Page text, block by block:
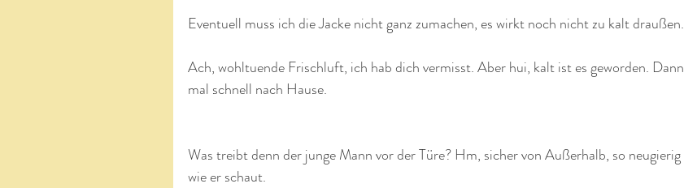
Eventuell muss ich die Jacke nicht ganz zumachen, es wirkt noch nicht zu kalt draußen.
Ach, wohltuende Frischluft, ich hab dich vermisst. Aber hui, kalt ist es geworden. Dann
mal schnell nach Hause.
Was treibt denn der junge Mann vor der Türe? Hm, sicher von Außerhalb, so neugierig
wie er schaut.